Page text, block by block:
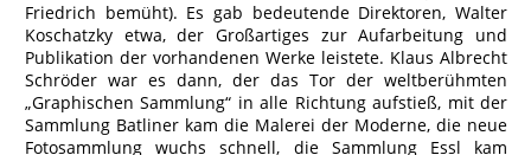
Friedrich bemüht). Es gab bedeutende Direktoren, Walter
Koschatzky etwa, der Großartiges zur Aufarbeitung und
Publikation der vorhandenen Werke leistete. Klaus Albrecht
Schröder war es dann, der das Tor der weltberühmten
„Graphischen Sammlung“ in alle Richtung aufstieß, mit der
Sammlung Batliner kam die Malerei der Moderne, die neue
Fotosammlung wuchs schnell, die Sammlung Essl kam